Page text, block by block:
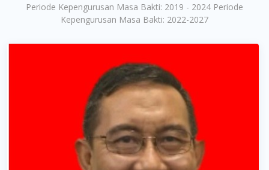
Periode Kepengurusan Masa Bakti: 2019 - 2024 Periode
Kepengurusan Masa Bakti: 2022-2027